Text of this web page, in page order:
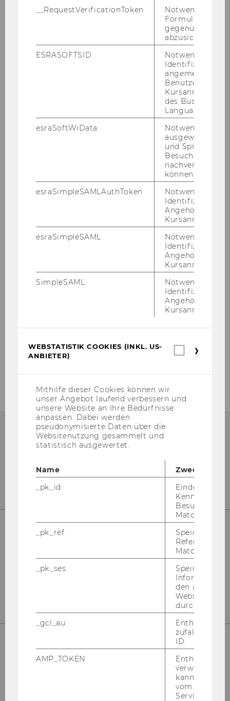
3. Wiener WiDi-Kongress
Wir danken unseren Sponsor:innen
Ge­bäu­de D2, Ein­gang B, 1. Stock
Front Of­fice
Welt­han­dels­platz 1
__RequestVerificationToken
Notwendig, um
gegenüber
abzusichern.
ESRASOFTSID
Notwendig zur
Identifizierung
angemeldeten
Benutzers im
des Business
Language
esraSoftWiData
Notwendig um
ausgewählte
und
Besuchers
nachverfolgen
können.
esraSimpleSAMLAuthToken
Notwendig zur
Identifizierung
Angehörige/r für
Kursanmeldung.
esraSimpleSAML
Notwendig zur
Identifizierung
Angehörige/r für
Kursanmeldung.
SimpleSAML
Notwendig zur
Identifizierung
Angehörige/r für
Kursanmeldung.
WEBSTATISTIK COOKIES (INKL. US-
ANBIETER)
Mithilfe dieser Cookies können wir
unser Angebot laufend verbessern und
unsere Website an Ihre Bedürfnisse
anpassen. Dabei werden
pseudonymisierte Daten über die
Websitenutzung gesammelt und
statistisch ausgewertet.
Name
Zweck
_pk_id
Eindeutige
Besuchers
Matomo.
_pk_ref
Speicherung
Referrers
Matomo.
_pk_ses
Speicherung
den aktuellen
durch
_gcl_au
Enthält eine
ID.
AMP_TOKEN
Enthält ein
verwendet
kann, um
vom AMP-
Service